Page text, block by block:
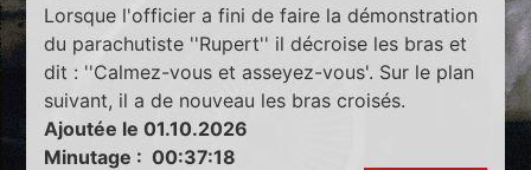
Lorsque l'officier a fini de faire la démonstration
du parachutiste ''Rupert'' il décroise les bras et
dit : ''Calmez-vous et asseyez-vous'. Sur le plan
suivant, il a de nouveau les bras croisés.
Ajoutée le 01.10.2026
Minutage : 00:37:18